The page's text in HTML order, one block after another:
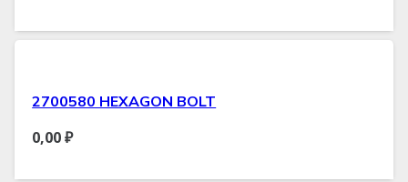
2700580 HEXAGON BOLT
0,00₽